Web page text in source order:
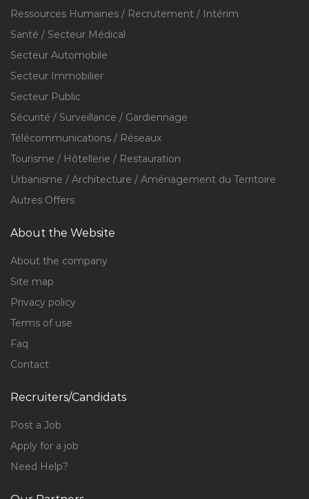
Ressources Humaines / Recrutement / Intérim
Santé / Secteur Médical
Secteur Automobile
Secteur Immobilier
Secteur Public
Sécurité / Surveillance / Gardiennage
Télécommunications / Réseaux
Tourisme / Hôtellerie / Restauration
Urbanisme / Architecture / Aménagement du Territoire
Autres Offers
About the Website
About the company
Site map
Privacy policy
Terms of use
Faq
Contact
Recruiters/Candidats
Post a Job
Apply for a job
Need Help?